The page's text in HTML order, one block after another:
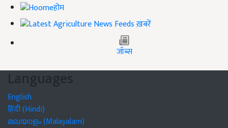
होम
ख़बरें
जॉब्स
Languages
English
हिंदी (Hindi)
മലയാളം (Malayalam)